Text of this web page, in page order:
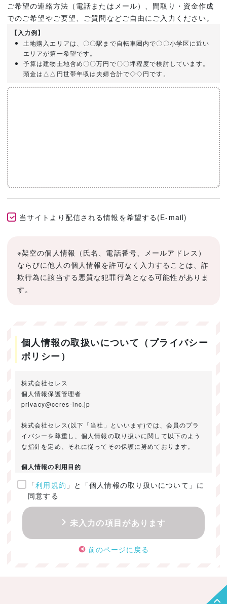
ご希望の連絡方法（電話またはメール）、間取り・資金作成
でのご希望やご要望、ご質問などご自由にご入力ください。
【入力例】
土地購入エリアは、〇〇駅まで自転車圏内で〇〇小学区に近い
エリアが第一希望です。
予算は建物土地含め〇〇万円で〇〇坪程度で検討しています。
頭金は△△円世帯年収は夫婦合計で◇◇円です。
当サイトより配信される情報を希望する(E-mail)
※架空の個人情報（氏名、電話番号、メールアドレス）
ならびに他人の個人情報を許可なく入力することは、詐
欺行為に該当する悪質な犯罪行為となる可能性がありま
す。
個人情報の取扱いについて（プライバシー
ポリシー）
株式会社セレス
個人情報保護管理者
privacy@ceres-inc.jp
株式会社セレス(以下「当社」といいます)では、会員のプラ
イバシーを尊重し、個人情報の取り扱いに関して以下のよう
な指針を定め、それに従ってその保護に努めております。
個人情報の利用目的
ご提供いただきました個人情報は、以下のためにのみ利用い
たします。
・お問い合わせに対する回答及び資料送付のご連絡
・当社のお客様向けサービスの提供
・本人確認
・サービスの開発・改善のための分析
「利用規約 」と「個人情報の取り扱いについて」に
同意する
未入力の項目があります
前のページに戻る